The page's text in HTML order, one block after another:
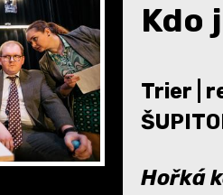
Kdo
Trier |
Hořká